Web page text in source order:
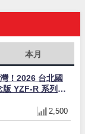
本月
！2026 台北國
版 YZF-R 系列限
2,500